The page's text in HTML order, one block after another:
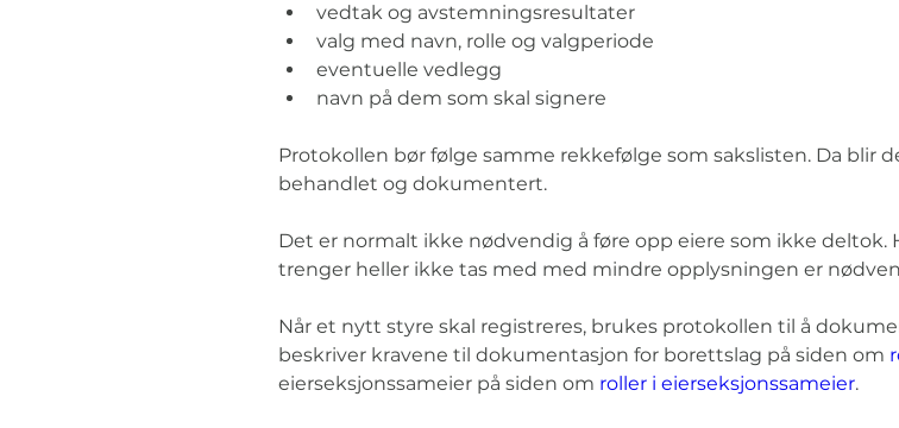
vedtak og avstemningsresultater
valg med navn, rolle og valgperiode
eventuelle vedlegg
navn på dem som skal signere
Protokollen bør følge samme rekkefølge som sakslisten. Da blir
behandlet og dokumentert.
Det er normalt ikke nødvendig å føre opp eiere som ikke deltok.
trenger heller ikke tas med med mindre opplysningen er
Når et nytt styre skal registreres, brukes protokollen til å
beskriver kravene til dokumentasjon for borettslag på siden om
eierseksjonssameier på siden om roller i eierseksjonssameier.